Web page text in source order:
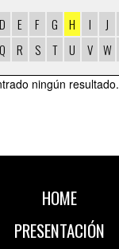
D E F G H I J
Q R S T U V W
ningún resultado.
HOME
PRESENTACIÓN